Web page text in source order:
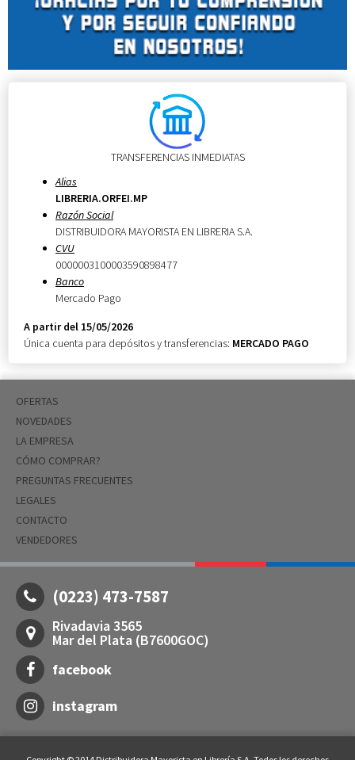
TRANSFERENCIAS INMEDIATAS
Alias
LIBRERIA.ORFEI.MP
Razón Social
DISTRIBUIDORA MAYORISTA EN LIBRERIA S.A.
CVU
0000003100003590898477
Banco
Mercado Pago
A partir del 15/05/2026
Única cuenta para depósitos y transferencias: MERCADO PAGO
OFERTAS
NOVEDADES
LA EMPRESA
CÓMO COMPRAR?
PREGUNTAS FRECUENTES
LEGALES
CONTACTO
VENDEDORES
(0223) 473-7587
Rivadavia 3565
Mar del Plata (B7600GOC)
facebook
instagram